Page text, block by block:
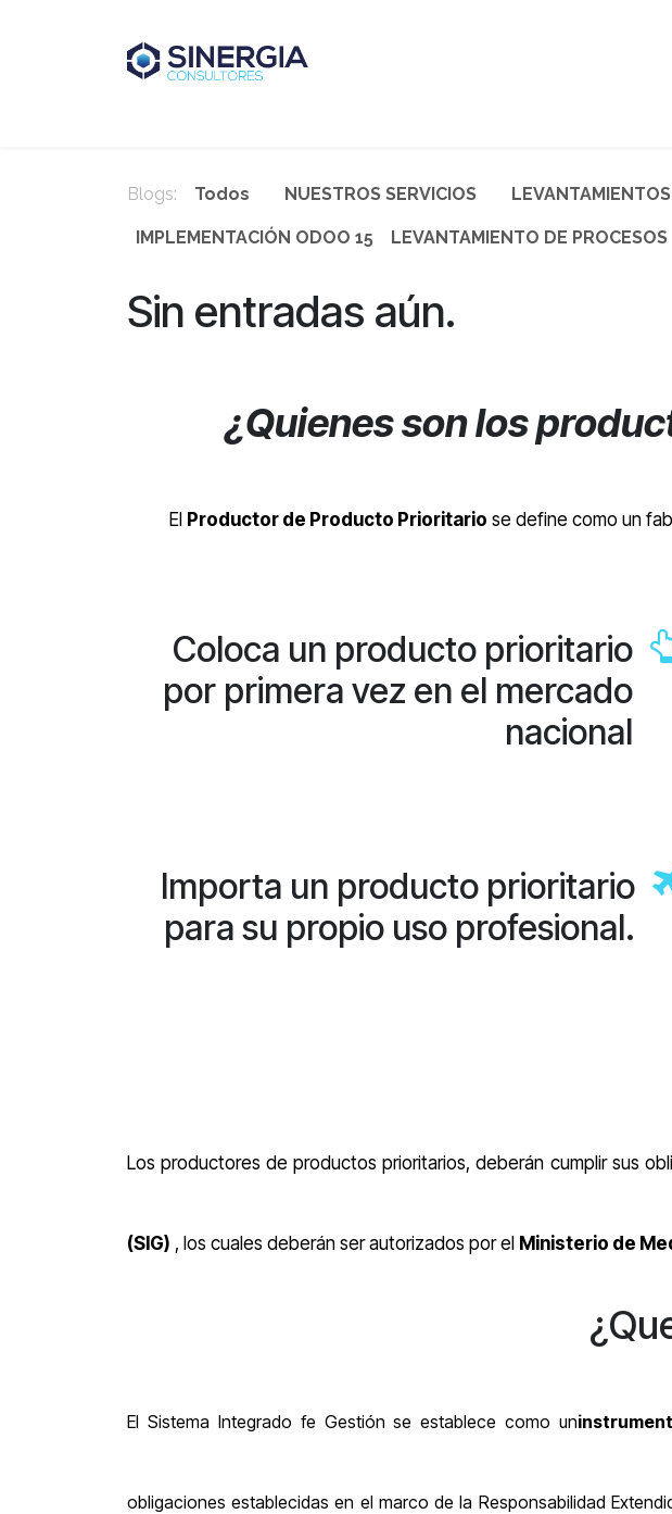
Blogs: Todos NUESTROS SERVICIOS
IMPLEMENTACIÓN ODOO 15 LEVANTAMIENTO DE PROCESOS
Sin entradas aún.
¿Quienes son los
El Productor de Producto Prioritario se define como un
Coloca un producto prioritario
por primera vez en el mercado
nacional
Importa un producto prioritario
para su propio uso profesional.
Los productores de productos prioritarios, deberán cumplir sus
(SIG) , los cuales deberán ser autorizados por el Ministerio de
El Sistema Integrado fe Gestión se establece como un
obligaciones establecidas en el marco de la Responsabilidad